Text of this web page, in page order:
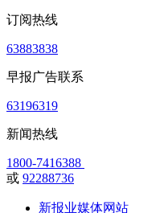
订阅热线
63883838
早报广告联系
63196319
新闻热线
1800-7416388
或 92288736
新报业媒体网站